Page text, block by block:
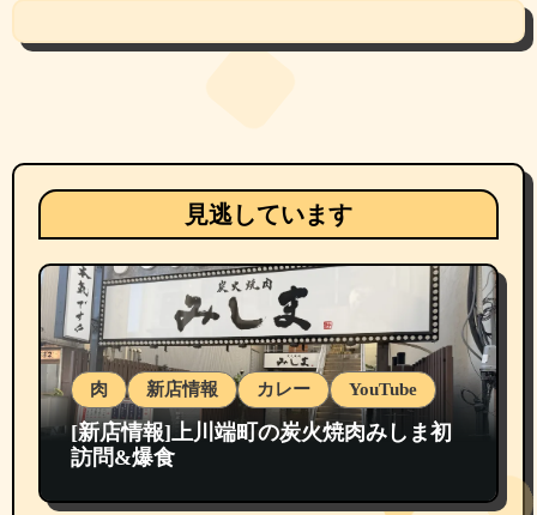
見逃しています
肉 新店情報 カレー YouTube
[新店情報]上川端町の炭火焼肉みしま初
訪問&爆食